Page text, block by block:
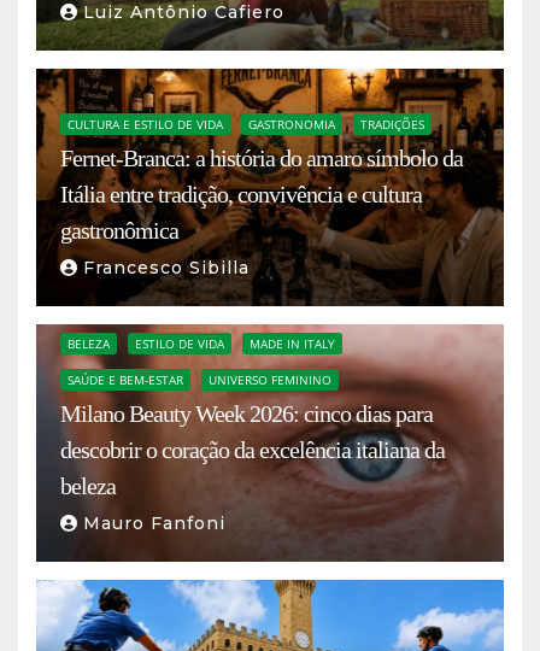
Luiz Antônio Cafiero
CULTURA E ESTILO DE VIDA GASTRONOMIA TRADIÇÕES
Fernet-Branca: a história do amaro símbolo da
Itália entre tradição, convivência e cultura
gastronômica
Francesco Sibilla
BELEZA ESTILO DE VIDA MADE IN ITALY
SAÚDE E BEM-ESTAR UNIVERSO FEMININO
Milano Beauty Week 2026: cinco dias para
descobrir o coração da excelência italiana da
beleza
Mauro Fanfoni